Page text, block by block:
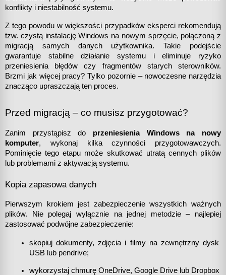
konflikty i niestabilność systemu.
Z tego powodu w większości przypadków eksperci rekomendują
tzw. czystą instalację Windows na nowym sprzęcie, połączoną z
migracją samych danych użytkownika. Takie podejście
gwarantuje stabilne działanie systemu i eliminuje ryzyko
przeniesienia błędów czy fragmentów starych sterowników.
Brzmi jak więcej pracy? Tylko pozornie – nowoczesne narzędzia
znacząco upraszczają ten proces.
Przed migracją – co musisz przygotować?
Zanim przystąpisz do przeniesienia Windows na nowy
komputer, wykonaj kilka czynności przygotowawczych.
Pominięcie tego etapu może skutkować utratą cennych plików
lub problemami z aktywacją systemu.
Kopia zapasowa danych
Pierwszym krokiem jest zabezpieczenie wszystkich ważnych
plików. Nie polegaj wyłącznie na jednej metodzie – najlepiej
zastosować podwójne zabezpieczenie:
skopiuj dokumenty, zdjęcia i filmy na zewnętrzny dysk
USB lub pendrive;
wykorzystaj chmurę OneDrive, Google Drive lub Dropbox